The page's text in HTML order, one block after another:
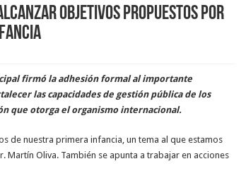
objetivos propuestos por
firmó la adhesión formal al importante
las capacidades de gestión pública de los
que otorga el organismo internacional.
de nuestra primera infancia, un tema al que estamos
Martín Oliva. También se apunta a trabajar en acciones